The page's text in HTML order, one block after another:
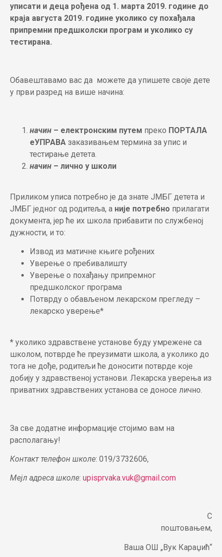
уписати и деца рођена од 1. марта 2019. године до
краја августа 2019. године уколико су похађала
припремни предшколски програм и уколико су
тестирана.
Обавештавамо вас да можете да упишете своје дете
у први разред на више начина:
начин – електронским путем преко ПОРТАЛА
еУПРАВА заказивањем термина за упис и
тестирање детета.
начин – лично у школи
Приликом уписа потребно је да знате ЈМБГ детета и
ЈМБГ једног од родитеља, а није потребно прилагати
документа, јер ће их школа прибавити по службеној
дужности, и то:
Извод из матичне књиге рођених
Уверење о пребивалишту
Уверење о похађању припремног
предшколског програма
Потврду о обављеном лекарском прегледу –
лекарско уверење*
* уколико здравствене установе буду умрежене са
школом, потврде ће преузимати школа, а уколико до
тога не дође, родитељи ће доносити потврде које
добију у здравственој установи. Лекарска уверења из
приватних здравствених установа се доносе лично.
За све додатне информације стојимо вам на
располагању!
Контакт телефон школе: 019/3732606,
Мејл адреса школе: upisprvaka.vuk@gmail.com
С
поштовањем,
Ваша ОШ „Вук Караџић“